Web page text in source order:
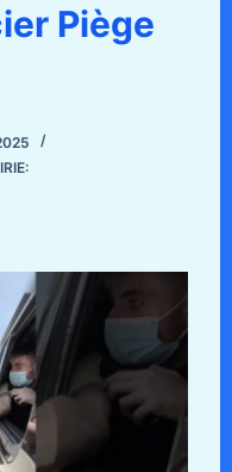
Piège